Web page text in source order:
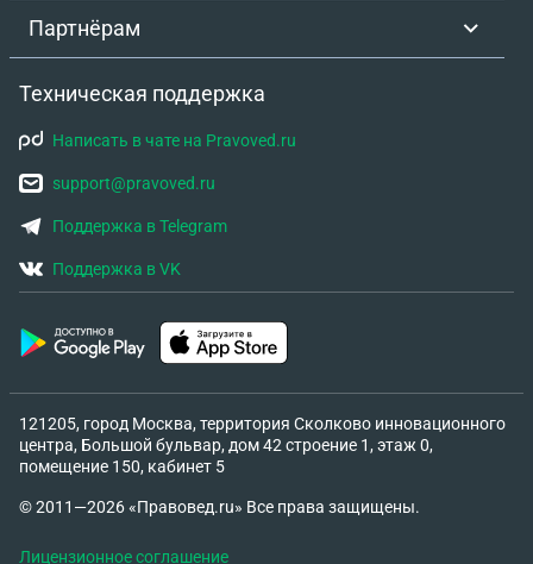
Партнёрам
Техническая поддержка
Написать в чате на Pravoved.ru
support@pravoved.ru
Поддержка в Telegram
Поддержка в VK
121205, город Москва, территория Сколково инновационного
центра, Большой бульвар, дом 42 строение 1, этаж 0,
помещение 150, кабинет 5
© 2011—2026 «Правовед.ru» Все права защищены.
Лицензионное соглашение